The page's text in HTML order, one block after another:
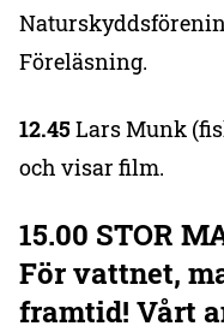
Föreläsning.
12.45Lars Munk
och visar film.
15.00 STOR
För vattnet,
framtid! Vårt